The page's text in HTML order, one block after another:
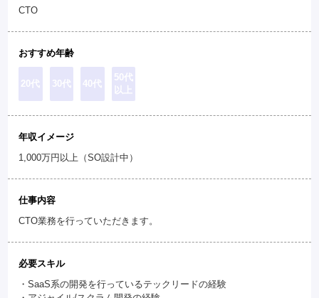
CTO
おすすめ年齢
20代 30代 40代
50代
以上
年収イメージ
1,000万円以上（SO設計中）
仕事内容
CTO業務を行っていただきます。
必要スキル
・SaaS系の開発を行っているテックリードの経験